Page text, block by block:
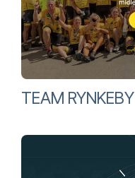
TEAM RYNKEBY